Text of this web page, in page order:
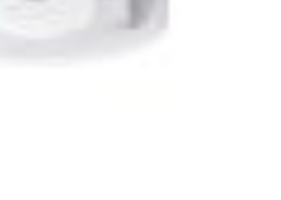
„“vintage““, ktorý sa dokonale hodí
alebo škandinávskemu štýlu.